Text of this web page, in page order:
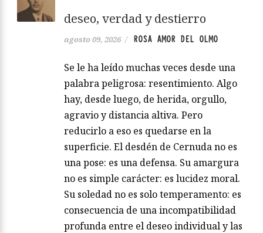
deseo, verdad y destierro
agosto 09, 2026 / ROSA AMOR DEL OLMO
Se le ha leído muchas veces desde una
palabra peligrosa: resentimiento. Algo
hay, desde luego, de herida, orgullo,
agravio y distancia altiva. Pero
reducirlo a eso es quedarse en la
superficie. El desdén de Cernuda no es
una pose: es una defensa. Su amargura
no es simple carácter: es lucidez moral.
Su soledad no es solo temperamento: es
consecuencia de una incompatibilidad
profunda entre el deseo individual y las